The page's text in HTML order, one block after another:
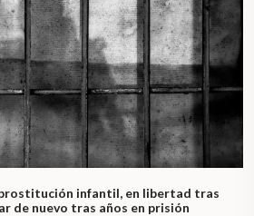
prostitución infantil, en libertad tras
de nuevo tras años en prisión